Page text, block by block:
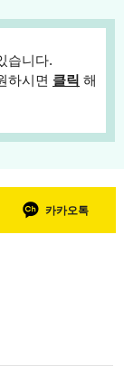
습니다.
하시면 클릭 해
카카오톡